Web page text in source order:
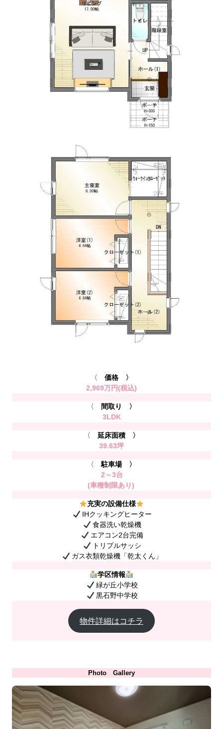
〈 価格 〉
2,969万円(税込)
〈
間取り 〉
3LDK
〈 延床面積 〉
39.63坪
〈 駐車場 〉
2～3台
(車種制限あり)
充実の設備仕様
IHクッキングヒーター
食器洗い乾燥機
エアコン2台完備
トリプルサッシ
ガス衣類乾燥機「乾太くん」
学区情報
緑が丘小学校
黒石野中学校
物件詳細はコチラ
Photo Gallery